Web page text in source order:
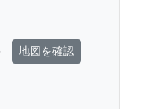
地図を確認